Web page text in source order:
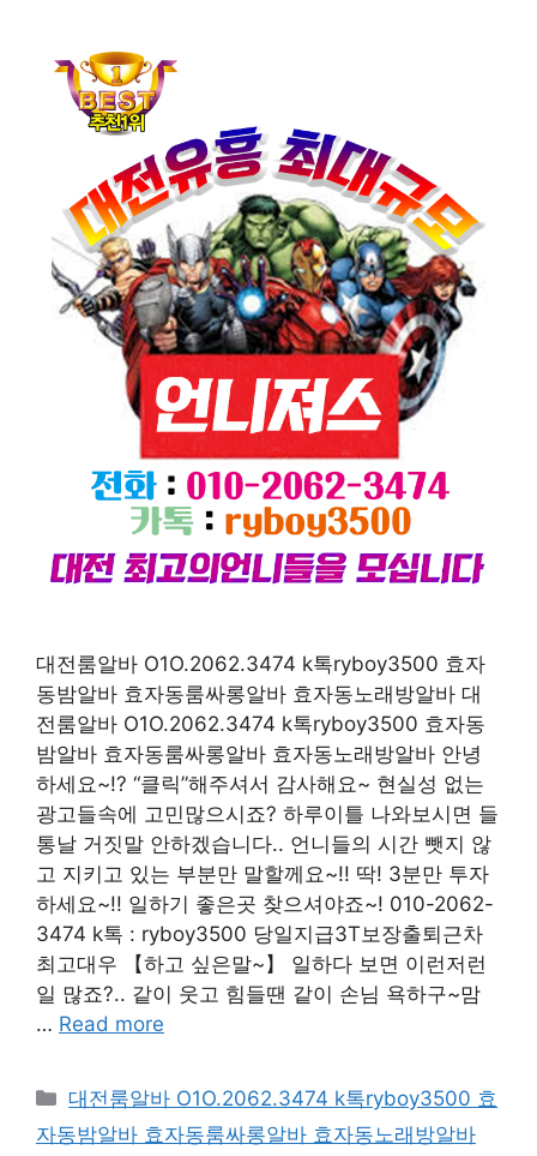
대전룸알바 O1O.2062.3474 k톡ryboy3500 효자
동밤알바 효자동룸싸롱알바 효자동노래방알바 대
전룸알바 O1O.2062.3474 k톡ryboy3500 효자동
밤알바 효자동룸싸롱알바 효자동노래방알바 안녕
하세요~!? “클릭”해주셔서 감사해요~ 현실성 없는
광고들속에 고민많으시죠? 하루이틀 나와보시면 들
통날 거짓말 안하겠습니다.. 언니들의 시간 뺏지 않
고 지키고 있는 부분만 말할께요~!! 딱! 3분만 투자
하세요~!! 일하기 좋은곳 찾으셔야죠~! 010-2062-
3474 k톡 : ryboy3500 당일지급3T보장출퇴근차
최고대우 【하고 싶은말~】 일하다 보면 이런저런
일 많죠?.. 같이 웃고 힘들땐 같이 손님 욕하구~맘
… Read more
카
테
대전룸알바 O1O.2062.3474 k톡ryboy3500 효
자동밤알바 효자동룸싸롱알바 효자동노래방알바